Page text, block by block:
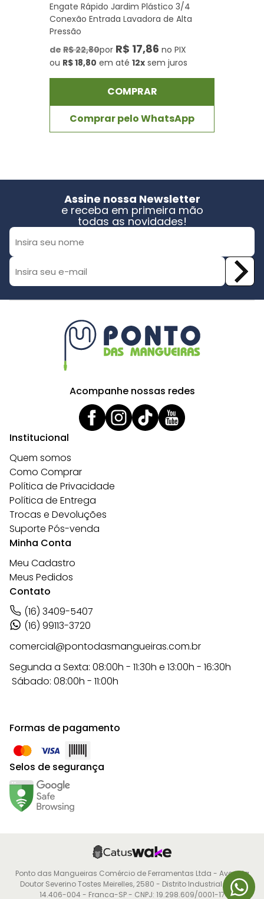
Engate Rápido Jardim Plástico 3/4
Conexão Entrada Lavadora de Alta
Pressão
de R$ 22,80por R$ 17,86 no PIX
ou R$ 18,80 em até 12x sem juros
COMPRAR
Comprar pelo WhatsApp
Assine nossa Newsletter
e receba em primeira mão
todas as novidades!
Acompanhe nossas redes
Institucional
Quem somos
Como Comprar
Política de Privacidade
Política de Entrega
Trocas e Devoluções
Suporte Pós-venda
Minha Conta
Meu Cadastro
Meus Pedidos
Contato
(16) 3409-5407
(16) 99113-3720
comercial@pontodasmangueiras.com.br
Segunda a Sexta: 08:00h - 11:30h e 13:00h - 16:30h
Sábado: 08:00h - 11:00h
Formas de pagamento
Selos de segurança
Ponto das Mangueiras Comércio de Ferramentas Ltda - Avenida
Doutor Severino Tostes Meirelles, 2580 - Distrito Industrial - CEP:
14.406-004 - Franca-SP - CNPJ: 19.298.609/0001-17